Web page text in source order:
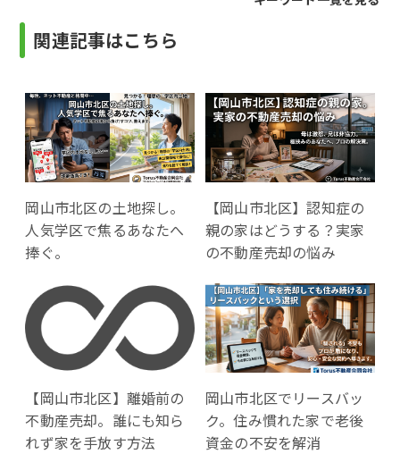
関連記事はこちら
岡山市北区の土地探し。
人気学区で焦るあなたへ
捧ぐ。
【岡山市北区】認知症の
親の家はどうする？実家
の不動産売却の悩み
【岡山市北区】離婚前の
不動産売却。誰にも知ら
れず家を手放す方法
岡山市北区でリースバッ
ク。住み慣れた家で老後
資金の不安を解消